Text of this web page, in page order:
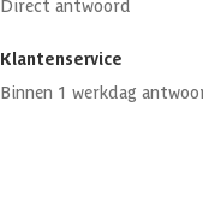
Direct antwoord
Klantenservice
Binnen 1 werkdag